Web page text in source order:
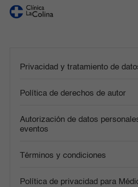
Privacidad y tratamiento de
Política de derechos de autor
Autorización de datos
eventos
Términos y condiciones
Política de privacidad para